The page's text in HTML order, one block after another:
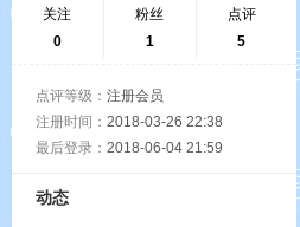
关注
0
粉丝
1
点评
5
点评等级： 注册会员
注册时间： 2018-03-26 22:38
最后登录： 2018-06-04 21:59
动态